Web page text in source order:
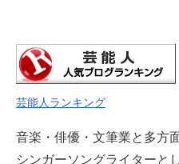
芸能人ランキング
音楽・俳優・文筆業と多方
シンガーソングライターと